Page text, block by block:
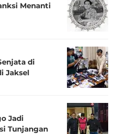
Menanti
di
Jaksel
Jadi
Tunjangan